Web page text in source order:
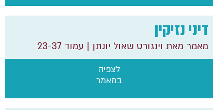
לצפיה
במאמר
דיני נזיקין
מאמר מאת וינגורט שאול יונתן | עמוד 23-37